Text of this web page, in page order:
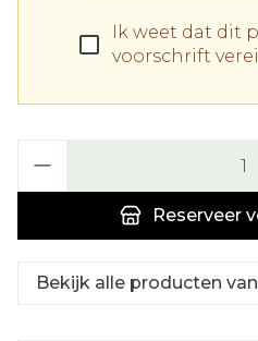
Ik weet dat dit
voorschrift
Reserveer
Bekijk alle producten